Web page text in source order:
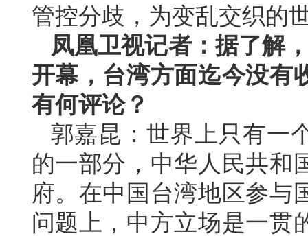
管控分歧，为变乱交织的
凤凰卫视记者：据了解
开幕，台湾方面迄今没有
有何评论？
郭嘉昆：世界上只有一
的一部分，中华人民共和
府。在中国台湾地区参与
问题上，中方立场是一贯